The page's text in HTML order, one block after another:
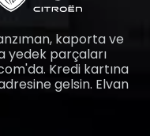
kaporta ve
yedek parçaları
Kredi kartına
gelsin. Elvan